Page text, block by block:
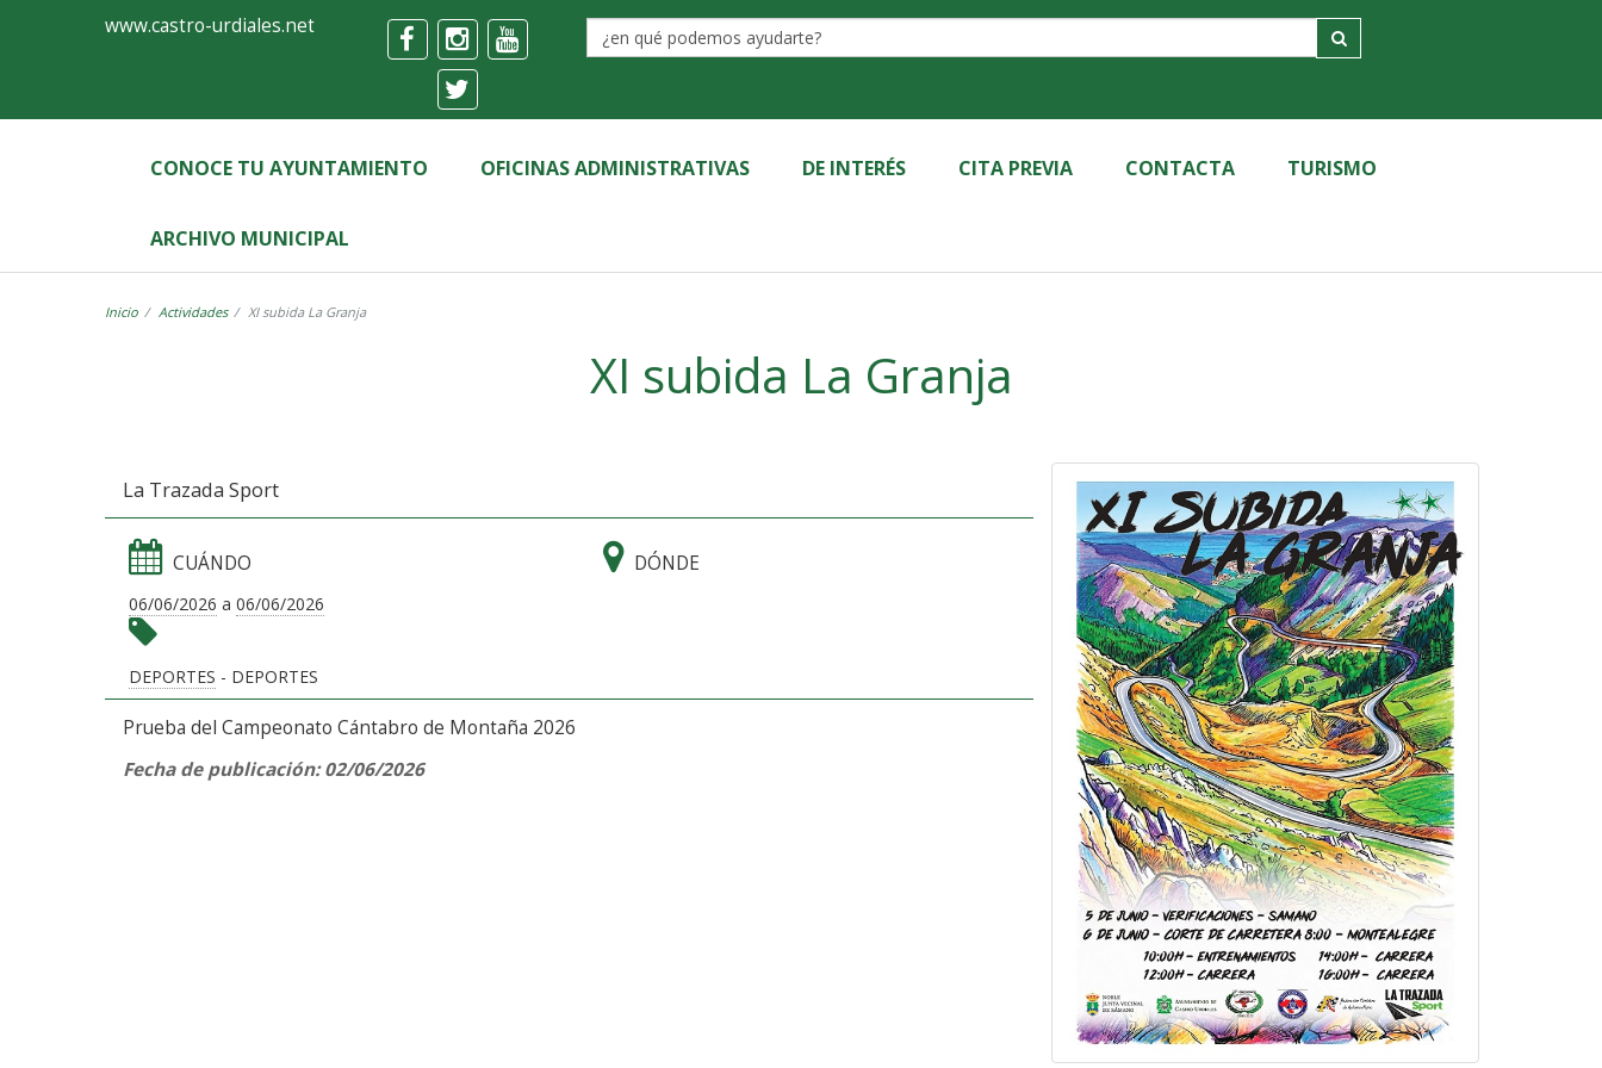
FormularioAyuntamiento
Castro-
Urdiales
www.castro-urdiales.net
CONOCE TU AYUNTAMIENTO OFICINAS ADMINISTRATIVAS DE INTERÉS CITA PREVIA CONTACTA TURISMO
ARCHIVO MUNICIPAL
Inicio Actividades XI subida La Granja
XI subida La Granja
La Trazada Sport
CUÁNDO
06/06/2026 a 06/06/2026
DÓNDE
DEPORTES - DEPORTES
Prueba del Campeonato Cántabro de Montaña 2026
Fecha de publicación: 02/06/2026